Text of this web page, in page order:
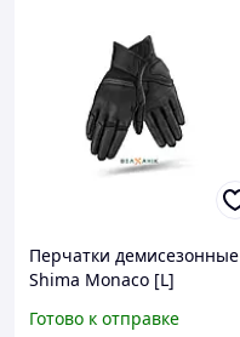
Перчатки демисезонные
Shima Monaco [L]
Готово к отправке